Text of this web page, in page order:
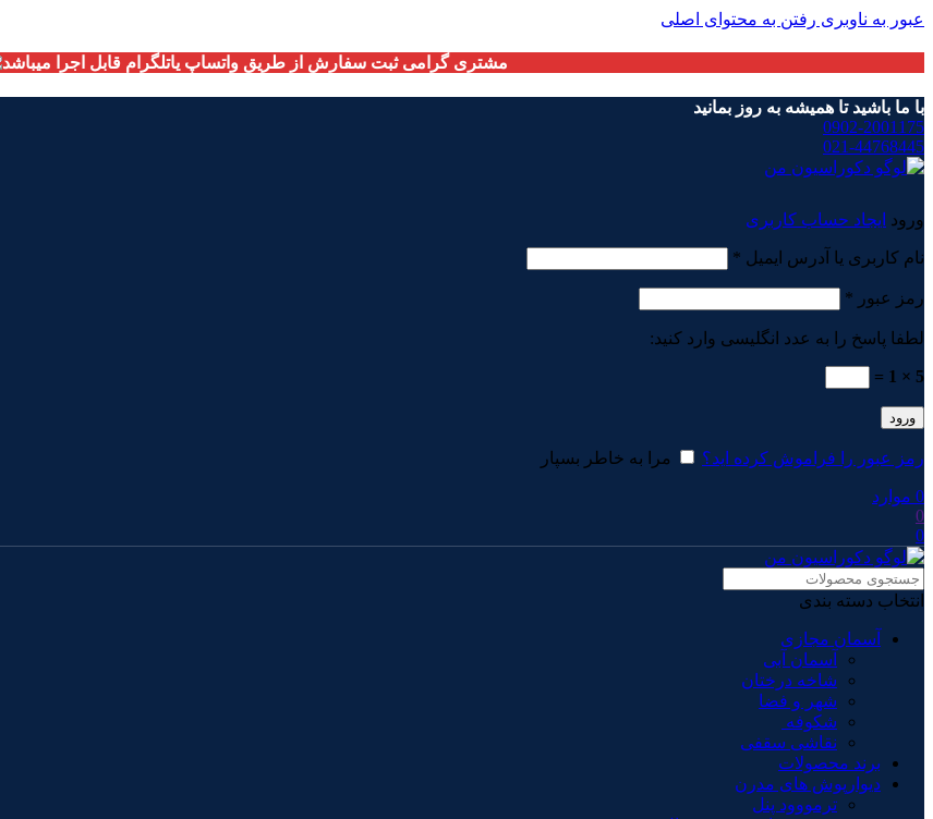
عبور به ناوبری رفتن به محتوای اصلی
مشتری گرامی ثبت سفارش از طریق واتساپ یاتلگرام قابل اجرا میباشد
با ما باشید تا همیشه به روز بمانید
0902-2001175
021-44768445
ورود ایجاد حساب کاربری
نام کاربری یا آدرس ایمیل *
رمز عبور *
لطفا پاسخ را به عدد انگلیسی وارد کنید:
5 × 1 =
ورود
رمز عبور را فراموش کرده اید؟ مرا به خاطر بسپار
0 موارد
0
0
انتخاب دسته بندی
آسمان مجازی
آسمان آبی
شاخه درختان
شهر و فضا
شکوفه
نقاشی سقفی
برند محصولات
دیوارپوش های مدرن
ترمووود پنل